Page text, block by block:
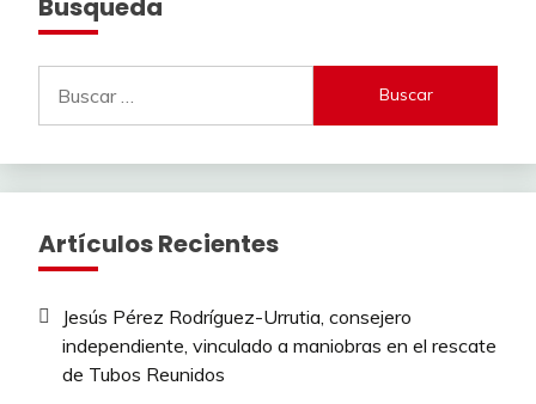
Busqueda
Artículos Recientes
Jesús Pérez Rodríguez-Urrutia, consejero
independiente, vinculado a maniobras en el rescate
de Tubos Reunidos